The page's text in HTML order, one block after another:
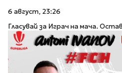
6 август, 23:26
Гласувай за Играч на мача.